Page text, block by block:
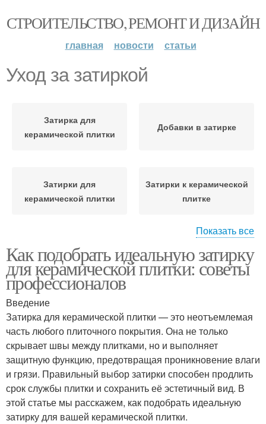
СТРОИТЕЛЬСТВО, РЕМОНТ И ДИЗАЙН
главная новости статьи
Уход за затиркой
Затирка для
керамической плитки
Добавки в затирке
Затирки для
керамической плитки
Затирки к керамической
плитке
Цементные затирки
вид
Затирки для ванной
комнаты
Материалы для затирки
Затирка для ванной
комнаты
Затирка для плитки
Показать все
Как подобрать идеальную затирку
для керамической плитки: советы
профессионалов
Введение
Затирка для керамической плитки — это неотъемлемая
часть любого плиточного покрытия. Она не только
скрывает швы между плитками, но и выполняет
защитную функцию, предотвращая проникновение влаги
и грязи. Правильный выбор затирки способен продлить
срок службы плитки и сохранить её эстетичный вид. В
этой статье мы расскажем, как подобрать идеальную
затирку для вашей керамической плитки.